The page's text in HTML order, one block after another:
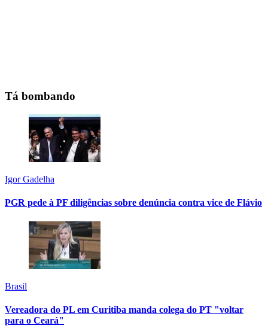
Tá bombando
Igor Gadelha
PGR pede à PF diligências sobre denúncia contra vice de Flávio
Brasil
Vereadora do PL em Curitiba manda colega do PT "voltar
para o Ceará"